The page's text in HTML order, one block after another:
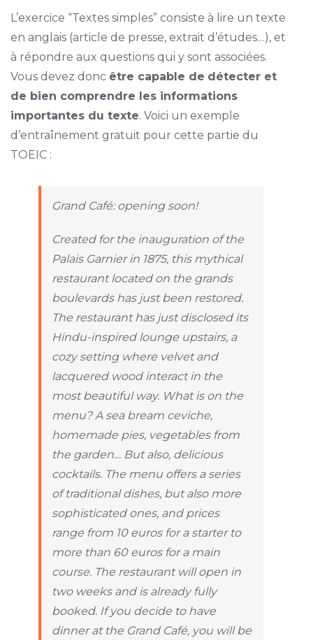
L’exercice “Textes simples” consiste à lire un texte
en anglais (article de presse, extrait d’études…), et
à répondre aux questions qui y sont associées.
Vous devez donc être capable de détecter et
de bien comprendre les informations
importantes du texte. Voici un exemple
d’entraînement gratuit pour cette partie du
TOEIC :
Grand Café: opening soon!
Created for the inauguration of the
Palais Garnier in 1875, this mythical
restaurant located on the grands
boulevards has just been restored.
The restaurant has just disclosed its
Hindu-inspired lounge upstairs, a
cozy setting where velvet and
lacquered wood interact in the
most beautiful way. What is on the
menu? A sea bream ceviche,
homemade pies, vegetables from
the garden… But also, delicious
cocktails. The menu offers a series
of traditional dishes, but also more
sophisticated ones, and prices
range from 10 euros for a starter to
more than 60 euros for a main
course. The restaurant will open in
two weeks and is already fully
booked. If you decide to have
dinner at the Grand Café, you will be